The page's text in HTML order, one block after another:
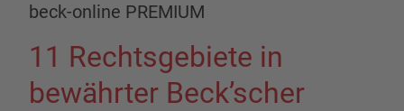
beck-online PREMIUM
11 Rechtsgebiete in
bewährter Beck’scher